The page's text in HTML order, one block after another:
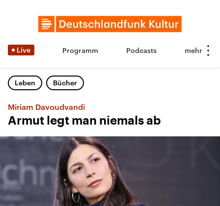
Live Programm Podcasts
Leben Bücher
Miriam Davoudvandi
Armut legt man niemals ab